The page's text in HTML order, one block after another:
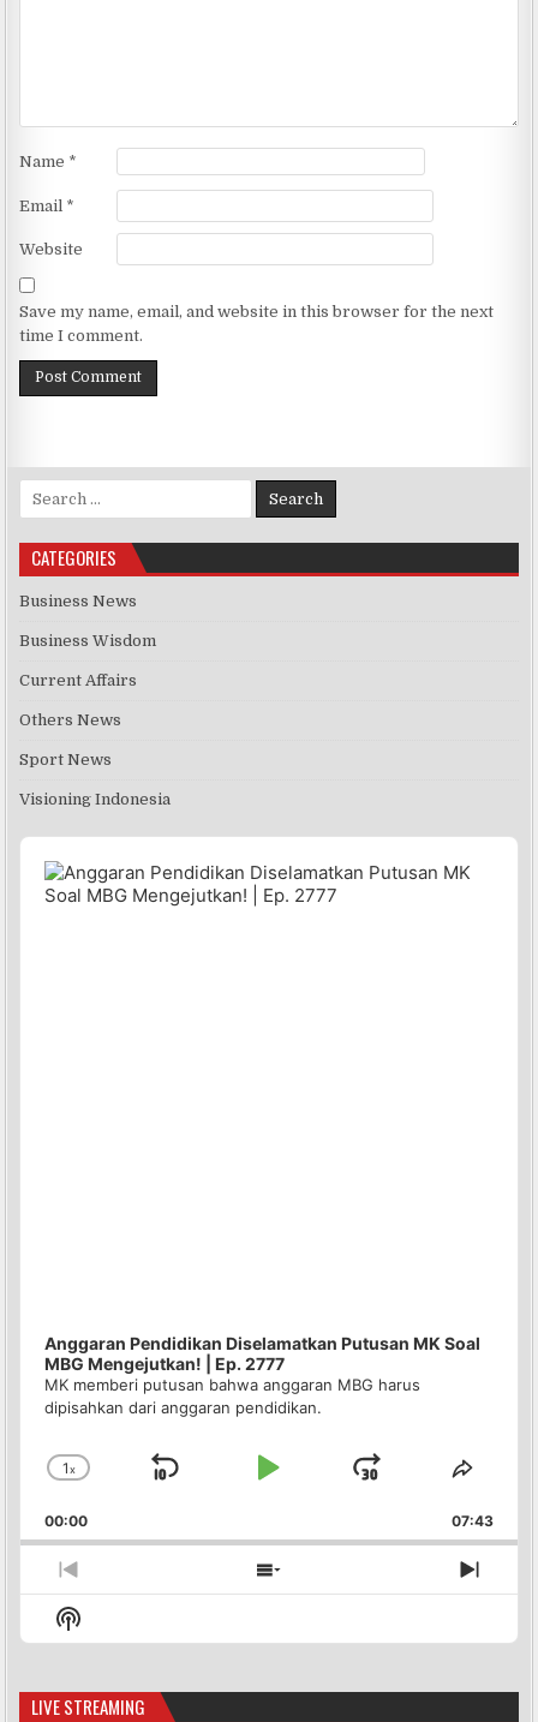
Name *
Email *
Website
Save my name, email, and website in this browser for the next
time I comment.
Search for:
CATEGORIES
Business News
Business Wisdom
Current Affairs
Others News
Sport News
Visioning Indonesia
Audio
Player
Anggaran Pendidikan Diselamatkan Putusan MK Soal
MBG Mengejutkan! | Ep. 2777
MK memberi putusan bahwa anggaran MBG harus
dipisahkan dari anggaran pendidikan.
Change
Rate
1x
Skip
Play
Jump
Forward
Share
00:00 07:43
Previous
Episode
Show
Next
Show
Podcast
LIVE STREAMING